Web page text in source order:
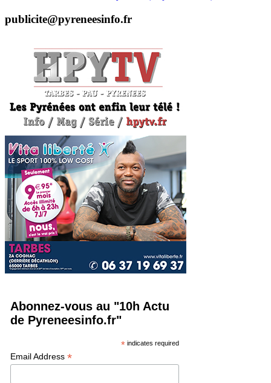
publicite@pyreneesinfo.fr
Abonnez-vous au "10h Actu
de Pyreneesinfo.fr"
* indicates required
Email Address *